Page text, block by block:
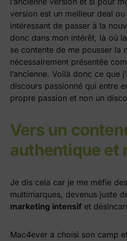
version est un meilleur deal ou
intéressant de passer à la
donc dans mon intérêt, là où
se contente de me pousser la
nécessairement présentée
l’ancienne. Voilà donc ce que
discours passionné qui entre
propre passion et non un
Vers un
authentique et
Je dis cela car je me méfie
multimarques, devenus juste
marketing intensif et
Mac4ever a choisi son camp